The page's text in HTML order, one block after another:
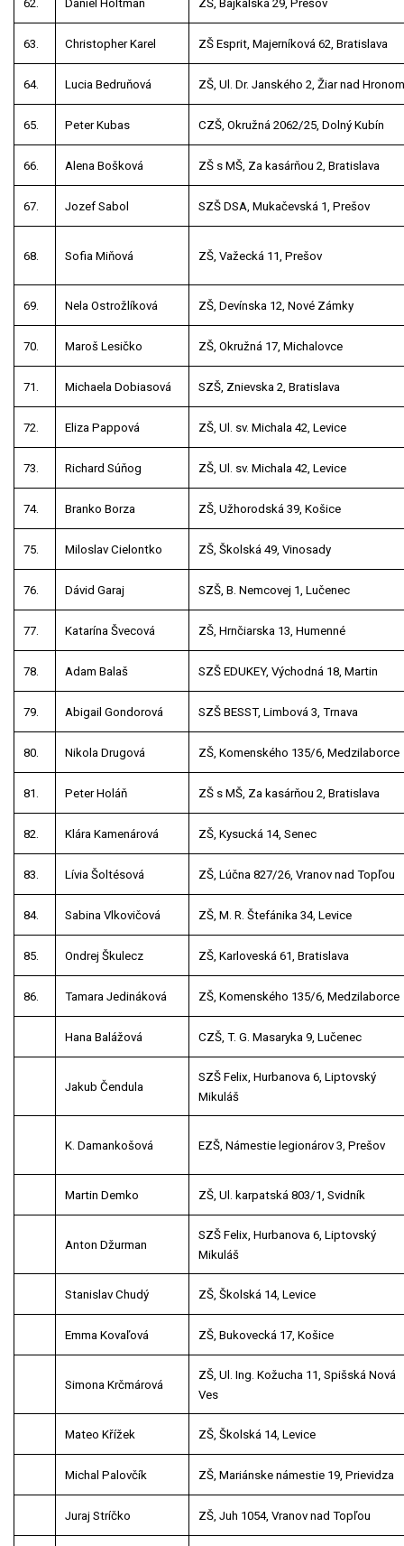
62. Daniel Holtman ZŠ, Bajkalská 29, Prešov
63. Christopher Karel ZŠ Esprit, Majerníková 62, Bratislava
64. Lucia Bedruňová ZŠ, Ul. Dr. Janského 2, Žiar nad Hronom
65. Peter Kubas CZŠ, Okružná 2062/25, Dolný Kubín
66. Alena Bošková ZŠ s MŠ, Za kasárňou 2, Bratislava
67. Jozef Sabol SZŠ DSA, Mukačevská 1, Prešov
68. Sofia Miňová ZŠ, Važecká 11, Prešov
69. Nela Ostrožlíková ZŠ, Devínska 12, Nové Zámky
70. Maroš Lesičko ZŠ, Okružná 17, Michalovce
71. Michaela Dobiasová SZŠ, Znievska 2, Bratislava
72. Eliza Pappová ZŠ, Ul. sv. Michala 42, Levice
73. Richard Súňog ZŠ, Ul. sv. Michala 42, Levice
74. Branko Borza ZŠ, Užhorodská 39, Košice
75. Miloslav Cielontko ZŠ, Školská 49, Vinosady
76. Dávid Garaj SZŠ, B. Nemcovej 1, Lučenec
77. Katarína Švecová ZŠ, Hrnčiarska 13, Humenné
78. Adam Balaš SZŠ EDUKEY, Východná 18, Martin
79. Abigail Gondorová SZŠ BESST, Limbová 3, Trnava
80. Nikola Drugová ZŠ, Komenského 135/6, Medzilaborce
81. Peter Holáň ZŠ s MŠ, Za kasárňou 2, Bratislava
82. Klára Kamenárová ZŠ, Kysucká 14, Senec
83. Lívia Šoltésová ZŠ, Lúčna 827/26, Vranov nad Topľou
84. Sabina Vlkovičová ZŠ, M. R. Štefánika 34, Levice
85. Ondrej Škulecz ZŠ, Karloveská 61, Bratislava
86. Tamara Jedináková ZŠ, Komenského 135/6, Medzilaborce
Hana Balážová CZŠ, T. G. Masaryka 9, Lučenec
Jakub Čendula
SZŠ Felix, Hurbanova 6, Liptovský
Mikuláš
K. Damankošová EZŠ, Námestie legionárov 3, Prešov
Martin Demko ZŠ, Ul. karpatská 803/1, Svidník
Anton Džurman
SZŠ Felix, Hurbanova 6, Liptovský
Mikuláš
Stanislav Chudý ZŠ, Školská 14, Levice
Emma Kovaľová ZŠ, Bukovecká 17, Košice
Simona Krčmárová
ZŠ, Ul. Ing. Kožucha 11, Spišská Nová
Ves
Mateo Křížek ZŠ, Školská 14, Levice
Michal Palovčík ZŠ, Mariánske námestie 19, Prievidza
Juraj Stríčko ZŠ, Juh 1054, Vranov nad Topľou